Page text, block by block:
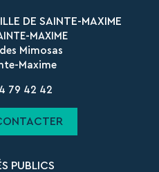
DE SAINTE-MAXIME
MAXIME
Mimosas
Maxime
79 42 42
PUBLICS